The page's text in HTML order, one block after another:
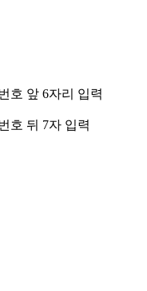
호 앞 6자리 입력
호 뒤 7자 입력